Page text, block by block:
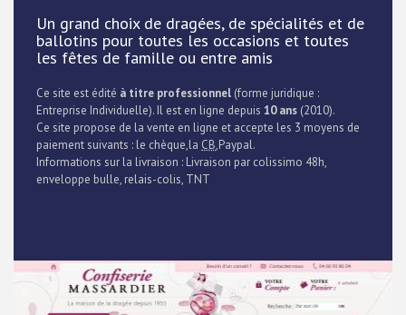
Un grand choix de dragées, de spécialités et de
ballotins pour toutes les occasions et toutes
les fêtes de famille ou entre amis
Ce site est édité à titre professionnel (forme juridique :
Entreprise Individuelle). Il est en ligne depuis 10 ans (2010).
Ce site propose de la vente en ligne et accepte les 3 moyens de
paiement suivants : le chèque,la CB,Paypal.
Informations sur la livraison : Livraison par colissimo 48h,
enveloppe bulle, relais-colis, TNT